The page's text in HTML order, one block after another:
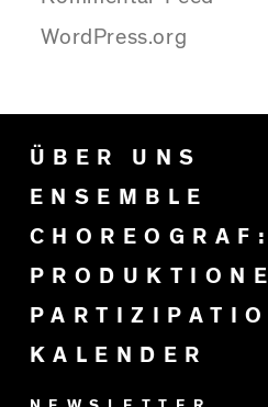
WordPress.org
ÜBER UNS
ENSEMBLE
KALENDER